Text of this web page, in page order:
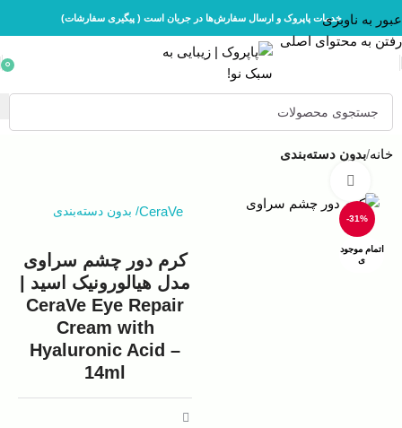
عبور به ناوبری
رفتن به محتوای اصلی
خدمات پاپروک و ارسال سفارش‌ها در جریان است ( پیگیری سفارشات)
0
خانه بدون دسته‌بندی
-31%
اتمام موجود
ی
CeraVe
/ بدون دسته‌بندی
کرم دور چشم سراوی
مدل هیالورونیک اسید |
CeraVe Eye Repair
Cream with
Hyaluronic Acid –
14ml